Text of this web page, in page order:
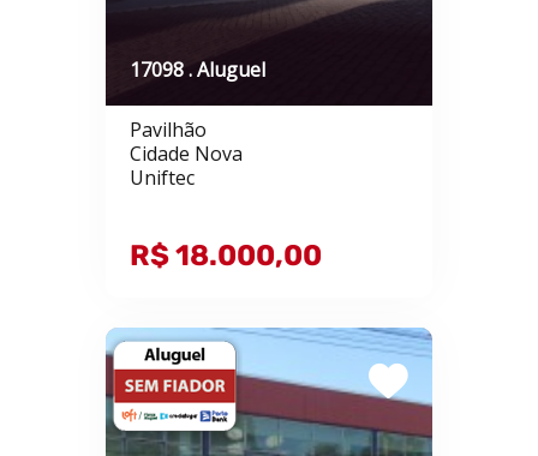
17098 . Aluguel
Pavilhão
Cidade Nova
Uniftec
R$ 18.000,00